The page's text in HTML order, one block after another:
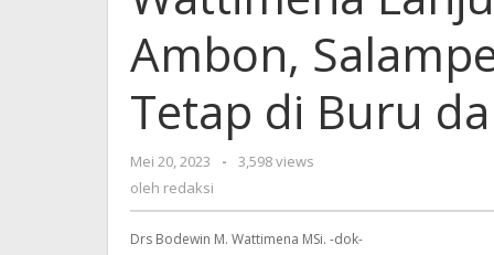
Ambon,
Tetap di Buru
Mei 20, 2023
oleh
-
3,598 views
oleh redaksi
Drs Bodewin M. Wattimena MSi. -dok-